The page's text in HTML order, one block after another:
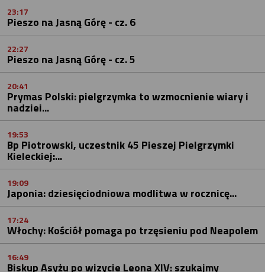
23:17
Pieszo na Jasną Górę - cz. 6
22:27
Pieszo na Jasną Górę - cz. 5
20:41
Prymas Polski: pielgrzymka to wzmocnienie wiary i
nadziei...
19:53
Bp Piotrowski, uczestnik 45 Pieszej Pielgrzymki
Kieleckiej:...
19:09
Japonia: dziesięciodniowa modlitwa w rocznicę...
17:24
Włochy: Kościół pomaga po trzęsieniu pod Neapolem
16:49
Biskup Asyżu po wizycie Leona XIV: szukajmy